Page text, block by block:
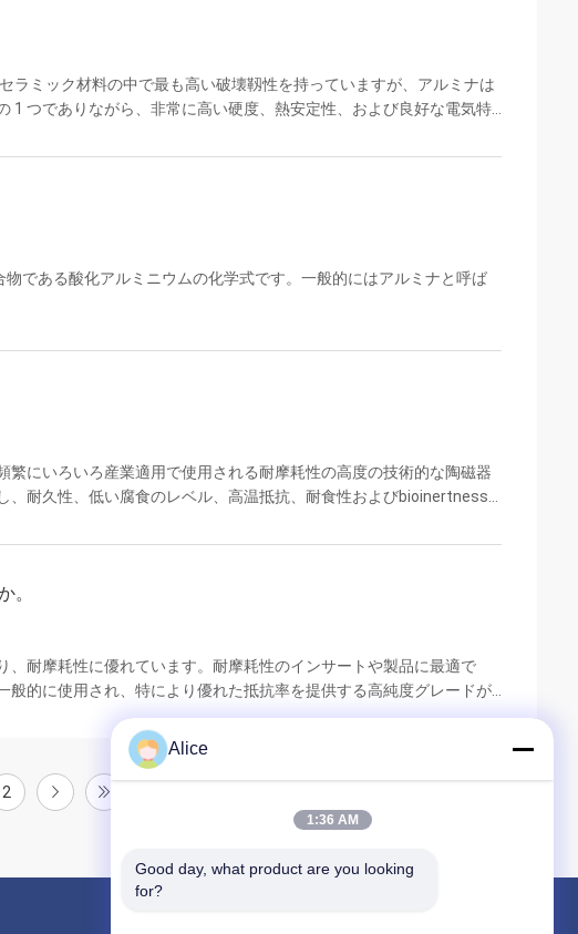
ラミック材料の中で最も高い破壊靱性を持っていますが、アルミナは
1 つでありながら、非常に高い硬度、熱安定性、および良好な電気特
て、ZTA はアルミナの非常に高い硬度を維持しながら、ジルコニア成
である酸化アルミニウムの化学式です。一般的にはアルミナと呼ば
繁にいろいろ産業適用で使用される耐摩耗性の高度の技術的な陶磁器
、耐久性、低い腐食のレベル、高温抵抗、耐食性およびbioinertness
優秀な高温陶磁器材料である。それは最も一般的なタイプの高度の陶
気で使用することができる（2000°C ...
。
、耐摩耗性に優れています。耐摩耗性のインサートや製品に最適で
般的に使用され、特により優れた抵抗率を提供する高純度グレードが
酸や強アルカリに対する優れた耐性も備えており、腐食性物質に対す
ナの一般的な用途には次のものがあります。 電子部品・基板 高温電気
メカニカルシール 摩耗の激しい環境における高精度のシャフトとアク
ング シールリング 半導体部品 ショットブラストノズル 熱電対...
2
Alice
1:36 AM
Good day, what product are you looking
for?